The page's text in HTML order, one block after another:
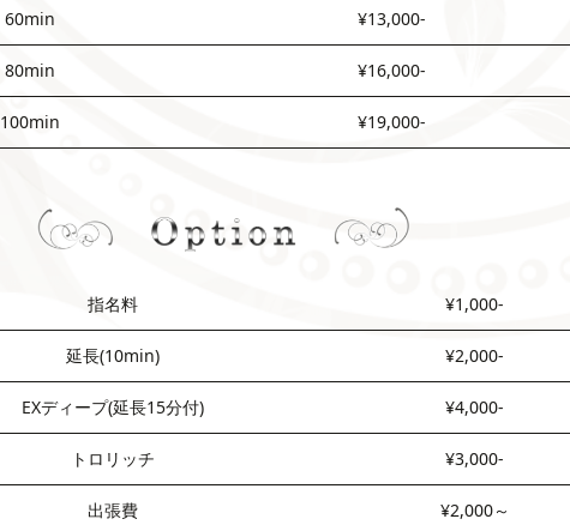
60min ¥13,000-
80min ¥16,000-
100min ¥19,000-
指名料 ¥1,000-
延長(10min) ¥2,000-
EXディープ(延長15分付) ¥4,000-
トロリッチ ¥3,000-
出張費 ¥2,000～